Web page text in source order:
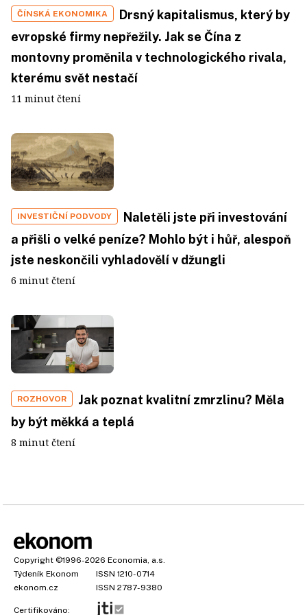
ČÍNSKÁ EKONOMIKA
Drsný kapitalismus, který by
evropské firmy nepřežily. Jak se Čína z
montovny proměnila v technologického rivala,
kterému svět nestačí
11 minut čtení
INVESTIČNÍ PODVODY
Naletěli jste při investování
a přišli o velké peníze? Mohlo být i hůř, alespoň
jste neskončili vyhladovělí v džungli
6 minut čtení
ROZHOVOR
Jak poznat kvalitní zmrzlinu? Měla
by být měkká a teplá
8 minut čtení
Copyright ©1996-2026 Economia, a.s.
Týdeník Ekonom
ISSN 1210-0714
ekonom.cz
ISSN 2787-9380
Certifikováno: